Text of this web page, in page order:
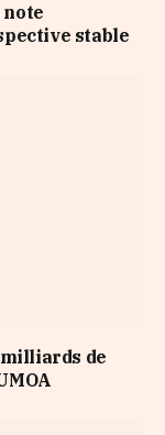
note
stable
de